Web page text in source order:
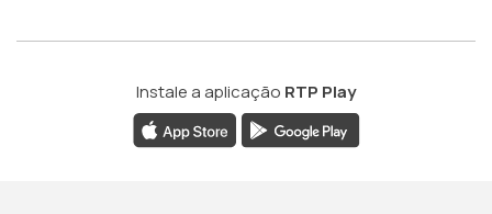
Instale a aplicação RTP Play